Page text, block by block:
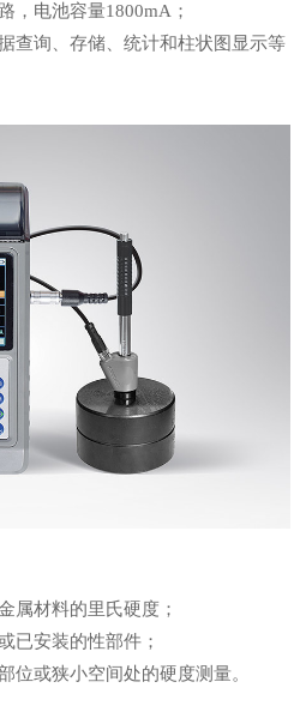
，电池容量1800mA；
查询、存储、统计和柱状图显示等
属材料的里氏硬度；
已安装的性部件；
位或狭小空间处的硬度测量。